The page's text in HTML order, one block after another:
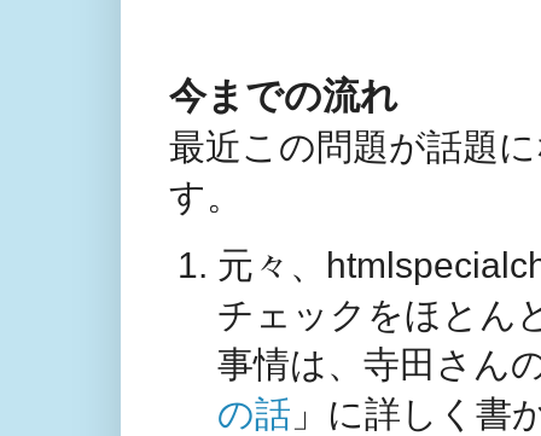
今までの流れ
最近この問題が話題
す。
元々、
チェックをほとん
事情は、寺田さん
の話 」に詳しく書